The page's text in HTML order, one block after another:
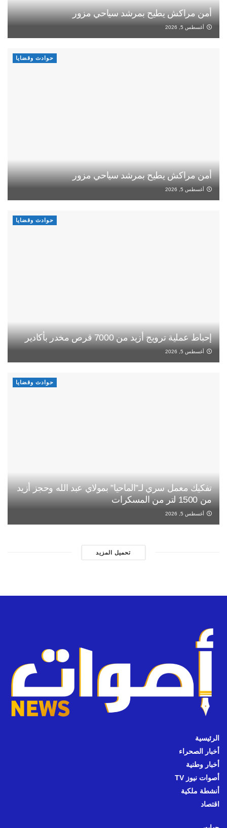
أمن مراكش يطيح بمرشد سياحي مزور
أغسطس 5, 2026
حوادث وقضايا
أمن مراكش يطيح بمرشد سياحي مزور
أغسطس 5, 2026
حوادث وقضايا
إحباط عملية ترويج أزيد من 7000 قرص مخدر بأكادير
أغسطس 5, 2026
حوادث وقضايا
تفكيك معمل سري لـ”الماحيا” بمولاي عبد الله وحجز أزيد
من 1500 لتر من المسكرات
أغسطس 5, 2026
تحميل المزيد
الرئيسية
أخبار الصحراء
أخبار وطنية
أصوات نيوز TV
أنشطة ملكية
اقتصاد